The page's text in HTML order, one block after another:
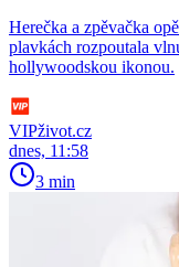
Herečka a zpěvačka
plavkách rozpoutala
hollywoodskou ikonou.
VIPživot.cz
dnes, 11:58
3 min